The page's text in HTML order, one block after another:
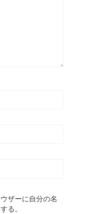
ザーに自分の名
る。